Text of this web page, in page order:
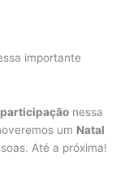
importante
nessa
um Natal
Até a próxima!